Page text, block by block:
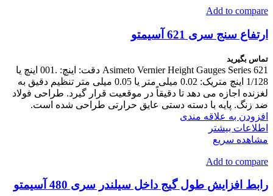
Add to compare
ارتفاع سنج سری 621 آسیمتو
تماس بگیرید
Asimeto Vernier Height Gauges Series 621 دقت: اینچ: .001 اینچ یا
1/128 اینچ متریک: 0.02 میلی متر یا 0.05 میلی متر تنظیم دقیق به
لغزنده اجازه می دهد تا دقیقاً در موقعیت قرار گیرد. طراحی فولاد
ضد زنگ. پایه با دسته دستی عایق حرارتی طراحی شده است.
افزودن به علاقه مندی
اطلاعات بیشتر
مشاهده سریع
Add to compare
رابط افزایش طول گیج داخل سیلندر سری 480 آسیمتو